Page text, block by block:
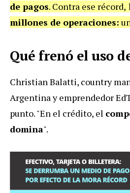
de pagos. Contra ese récord,
millones de operaciones:
Qué frenó el uso
Christian Balatti, country
Argentina y emprendedor
punto. "En el crédito, el
domina".